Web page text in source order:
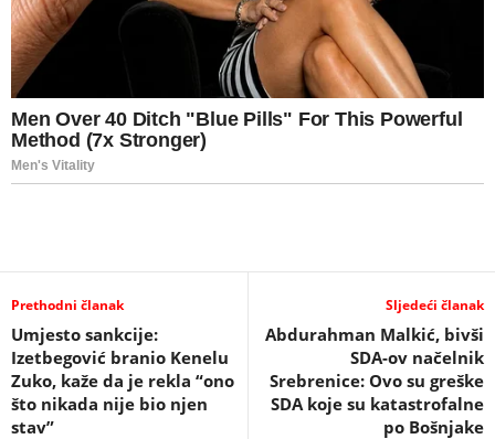
Prethodni članak
Umjesto sankcije:
Izetbegović branio Kenelu
Zuko, kaže da je rekla “ono
što nikada nije bio njen
stav”
Sljedeći članak
Abdurahman Malkić, bivši
SDA-ov načelnik
Srebrenice: Ovo su greške
SDA koje su katastrofalne
po Bošnjake